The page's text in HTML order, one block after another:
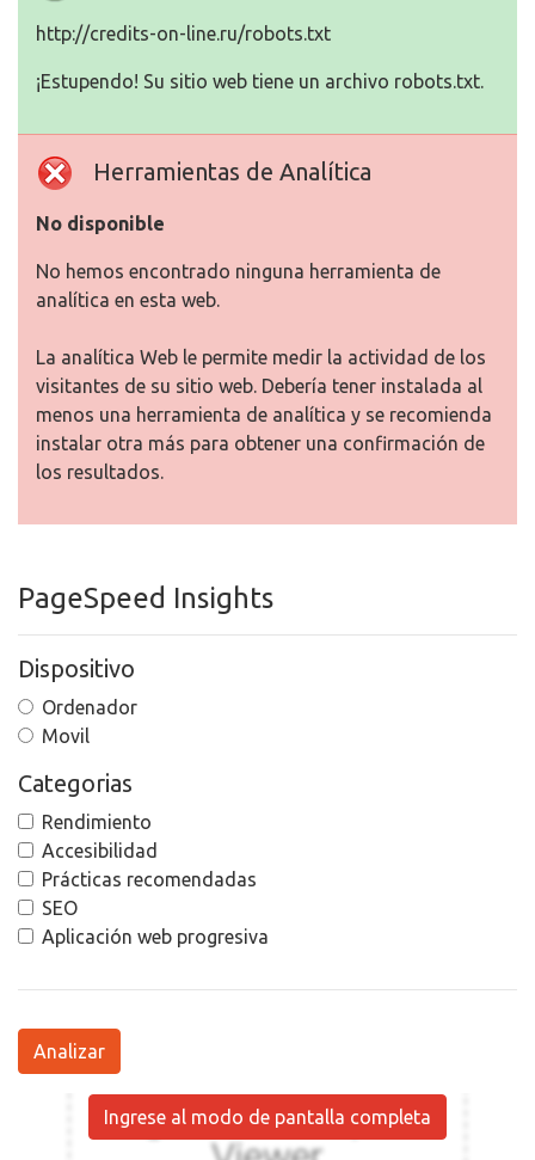
http://credits-on-line.ru/robots.txt
¡Estupendo! Su sitio web tiene un archivo robots.txt.
Herramientas de Analítica
No disponible
No hemos encontrado ninguna herramienta de
analítica en esta web.
La analítica Web le permite medir la actividad de los
visitantes de su sitio web. Debería tener instalada al
menos una herramienta de analítica y se recomienda
instalar otra más para obtener una confirmación de
los resultados.
PageSpeed Insights
Dispositivo
Ordenador
Movil
Categorias
Rendimiento
Accesibilidad
Prácticas recomendadas
SEO
Aplicación web progresiva
Analizar
Ingrese al modo de pantalla completa